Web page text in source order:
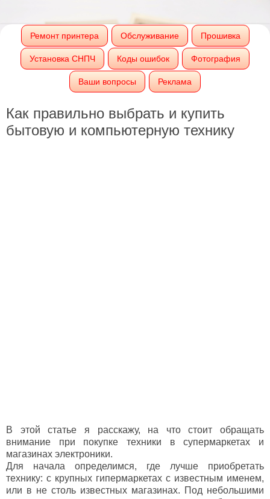
Ремонт принтера Обслуживание Прошивка
Установка СНПЧ Коды ошибок Фотография
Ваши вопросы Реклама
Как правильно выбрать и купить
бытовую и компьютерную технику
В этой статье я расскажу, на что стоит обращать
внимание при покупке техники в супермаркетах и
магазинах электроники.
Для начала определимся, где лучше приобретать
технику: с крупных гипермаркетах с известным именем,
или в не столь известных магазинах. Под небольшими